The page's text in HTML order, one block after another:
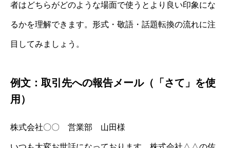
者はどちらがどのような場面で使うとより良い印象にな
るかを理解できます。形式・敬語・話題転換の流れに注
目してみましょう。
例文：取引先への報告メール（「さて」を使
用）
株式会社〇〇 営業部 山田様